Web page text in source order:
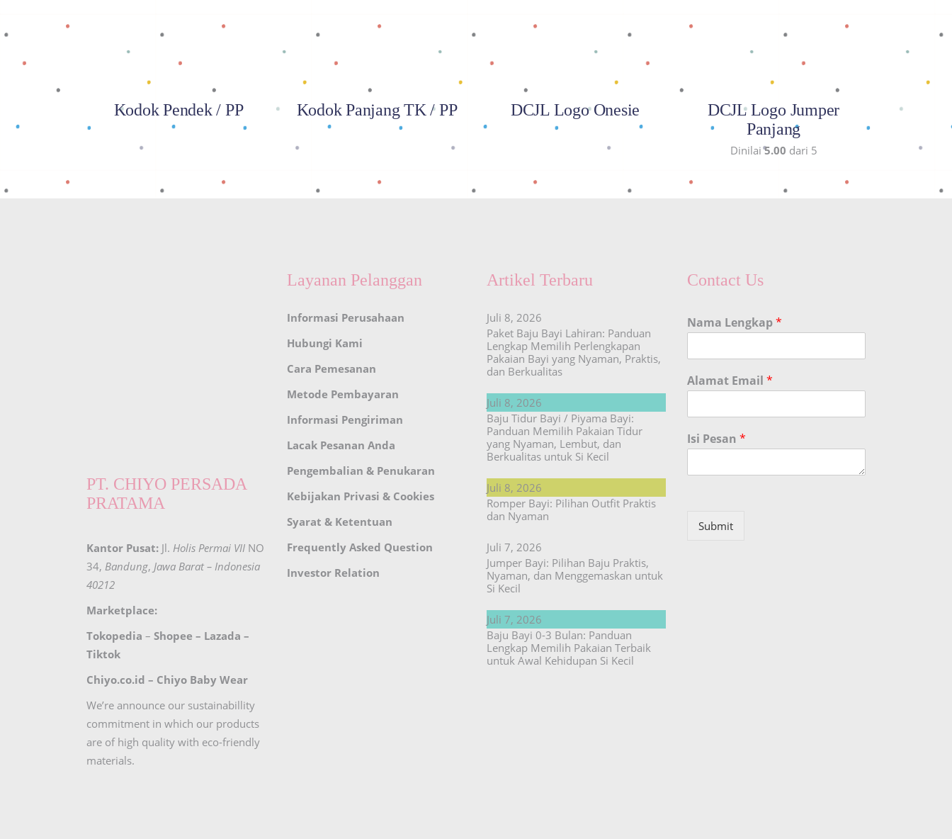
Kodok Pendek / PP Kodok Panjang TK / PP DCJL Logo Onesie
DCJL Logo Jumper
Panjang
Dinilai5.00 dari 5
PT. CHIYO PERSADA
PRATAMA
Kantor Pusat: Jl. Holis Permai VII NO
34, Bandung, Jawa Barat – Indonesia
40212
Marketplace:
Tokopedia – Shopee – Lazada –
Tiktok
Chiyo.co.id – Chiyo Baby Wear
We’re announce our sustainabillity
commitment in which our products
are of high quality with eco-friendly
materials.
Layanan Pelanggan
Informasi Perusahaan
Hubungi Kami
Cara Pemesanan
Metode Pembayaran
Informasi Pengiriman
Lacak Pesanan Anda
Pengembalian & Penukaran
Kebijakan Privasi & Cookies
Syarat & Ketentuan
Frequently Asked Question
Investor Relation
Artikel Terbaru
Juli 8, 2026
Paket Baju Bayi Lahiran: Panduan
Lengkap Memilih Perlengkapan
Pakaian Bayi yang Nyaman, Praktis,
dan Berkualitas
Juli 8, 2026
Baju Tidur Bayi / Piyama Bayi:
Panduan Memilih Pakaian Tidur
yang Nyaman, Lembut, dan
Berkualitas untuk Si Kecil
Juli 8, 2026
Romper Bayi: Pilihan Outfit Praktis
dan Nyaman
Juli 7, 2026
Jumper Bayi: Pilihan Baju Praktis,
Nyaman, dan Menggemaskan untuk
Si Kecil
Juli 7, 2026
Baju Bayi 0-3 Bulan: Panduan
Lengkap Memilih Pakaian Terbaik
untuk Awal Kehidupan Si Kecil
Contact Us
Nama Lengkap*
Alamat Email *
Isi Pesan *
Submit